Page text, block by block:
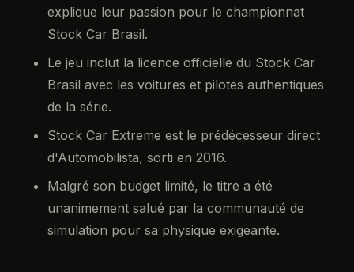
explique leur passion pour le championnat
Stock Car Brasil.
Le jeu inclut la licence officielle du Stock Car
Brasil avec les voitures et pilotes authentiques
de la série.
Stock Car Extreme est le prédécesseur direct
d'Automobilista, sorti en 2016.
Malgré son budget limité, le titre a été
unanimement salué par la communauté de
simulation pour sa physique exigeante.